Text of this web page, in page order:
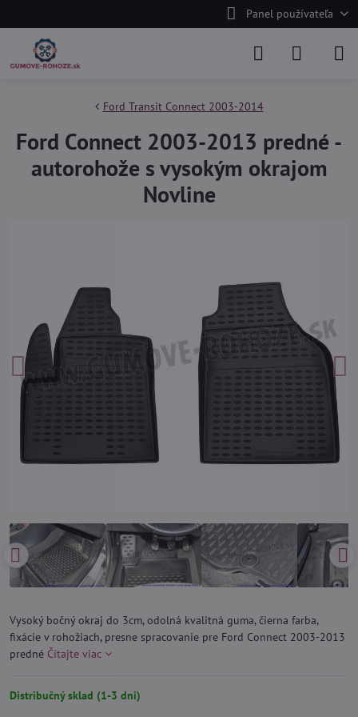
Panel používateľa
Ford Transit Connect 2003-2014
Ford Connect 2003-2013 predné -
autorohože s vysokým okrajom
Novline
Vysoký bočný okraj do 3cm, odolná kvalitná guma, čierna farba,
fixácie v rohožiach, presne spracovanie pre Ford Connect 2003-2013
predné Čítajte viac
Distribučný sklad (1-3 dni)